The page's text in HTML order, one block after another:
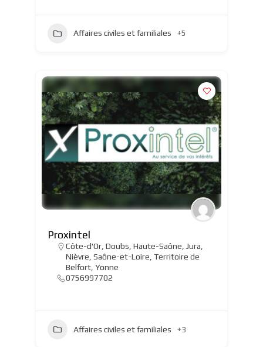
Affaires civiles et familiales +5
Proxintel
Côte-d'Or, Doubs, Haute-Saône, Jura,
Nièvre, Saône-et-Loire, Territoire de
Belfort, Yonne
0756997702
Affaires civiles et familiales +3